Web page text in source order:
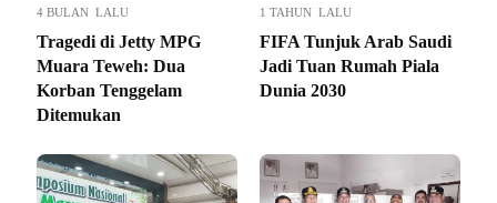
4 BULAN LALU
Tragedi di Jetty MPG
Muara Teweh: Dua
Korban Tenggelam
Ditemukan
1 TAHUN LALU
FIFA Tunjuk Arab Saudi
Jadi Tuan Rumah Piala
Dunia 2030